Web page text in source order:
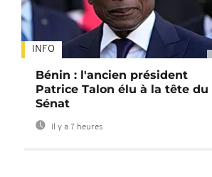
INFO
Bénin : l'ancien président
Patrice Talon élu à la tête du
Sénat
Il y a 7 heures